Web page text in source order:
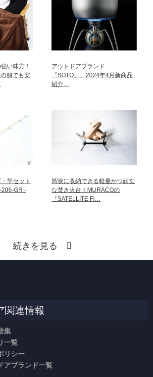
い味方！
側でも安
アウトドアブランド
「SOTO」、2024年4月新商品
紹介…
竿セット
206-GR -
筒状に収納できる軽量かつ頑丈
な焚き火台！MURACOの
『SATELLITE FI…
続きを見る
関連情報
集
一覧
リシー
アブランド一覧